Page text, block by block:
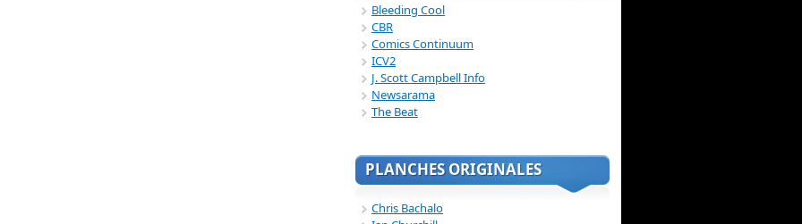
Bleeding Cool
CBR
Comics Continuum
ICV2
J. Scott Campbell Info
Newsarama
The Beat
PLANCHES ORIGINALES
Chris Bachalo